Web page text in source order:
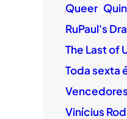
Queer
RuPaul's
The Last of
Toda sexta
Vinícius